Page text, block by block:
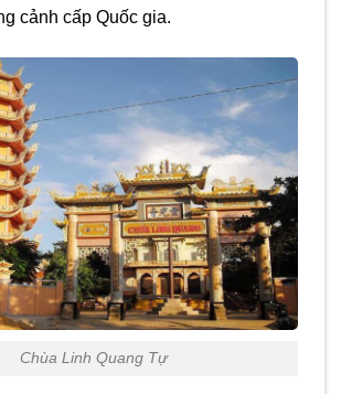
cảnh cấp Quốc gia.
Chùa Linh Quang Tự